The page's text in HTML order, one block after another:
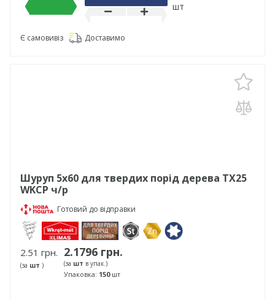
шт
Є самовивіз Доставимо
Шуруп 5х60 для твердих порід дерева TX25
WKCP ч/р
Готовий до відправки
2.51 грн.
(за шт )
2.1796 грн.
(за шт в упак.)
Упаковка: 150шт